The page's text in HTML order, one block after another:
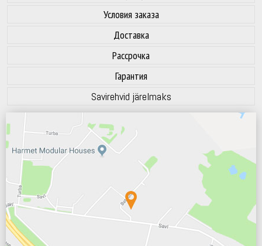
Условия заказа
Доставка
Рассрочка
Гарантия
Savirehvid järelmaks